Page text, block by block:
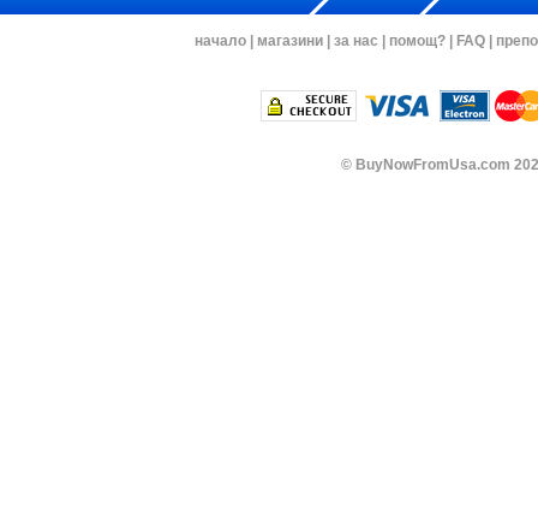
начало магазини за нас помощ? FAQ
© BuyNowFromUsa.com